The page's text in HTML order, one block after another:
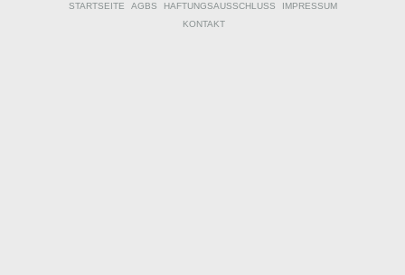
STARTSEITE AGBS HAFTUNGSAUSSCHLUSS
IMPRESSUM
KONTAKT